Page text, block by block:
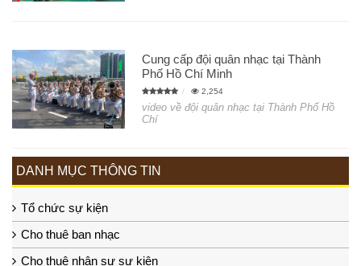
Cung cấp đội quân nhạc tại Thành
Phố Hồ Chí Minh
2,254
video về đội quân nhạc tại Thành Phố Hồ
Chí
DANH MỤC THÔNG TIN
Tổ chức sự kiện
Cho thuê ban nhạc
Cho thuê nhân sự sự kiện